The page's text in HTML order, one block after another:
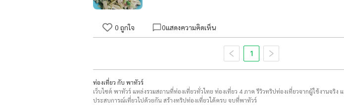
0 ถูกใจ 0แสดงความคิดเห็น
1
ท่องเที่ยว กับ พาทัวร์
เว็บไซต์ พาทัวร์ แหล่งรวมสถานที่ท่องเที่ยวทั่วไทย ท่องเที่ยว 4 ภาค รีวิวทริปท่องเที่ยวจากผู้ใช้งานจริ
ประสบการณ์เที่ยวไปด้วยกัน สร้างทริปท่องเที่ยวได้ครบ จบที่พาทัวร์